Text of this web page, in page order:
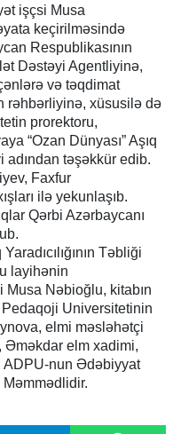
işçsi Musa
keçirilməsində
Respublikasının
Dəstəyi Agentliyinə,
və təqdimat
rəhbərliyinə, xüsusilə də
prorektoru,
“Ozan Dünyası” Aşıq
adından təşəkkür edib.
Faxfur
ilə yekunlaşıb.
Qərbi Azərbaycanı
Təbliği
layihənin
Nəbioğlu, kitabın
Universitetinin
elmi məsləhətçi
Əməkdar elm xadimi,
ADPU-nun Ədəbiyyat
Məmmədlidir.